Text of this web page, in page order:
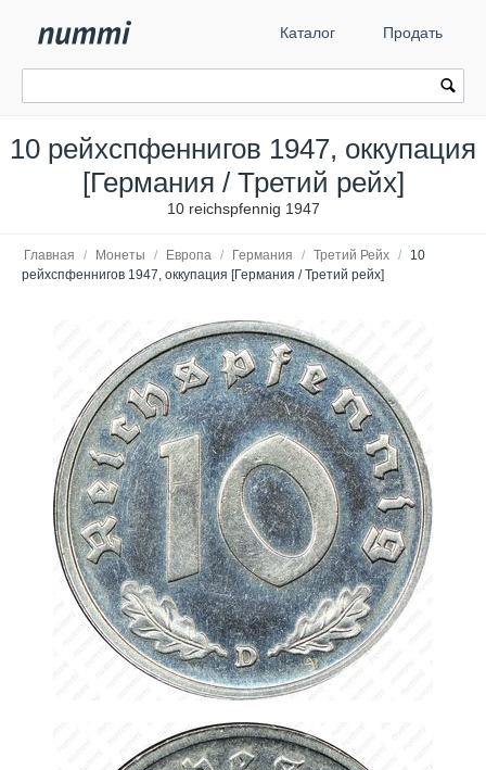
Каталог Продать
10 рейхспфеннигов 1947, оккупация
[Германия / Третий рейх]
10 reichspfennig 1947
Главная / Монеты / Европа / Германия / Третий Рейх /
10
рейхспфеннигов 1947, оккупация [Германия / Третий рейх]